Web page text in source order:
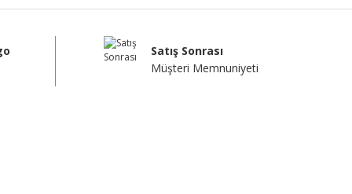
Satış Sonrası
Müşteri Memnuniyeti